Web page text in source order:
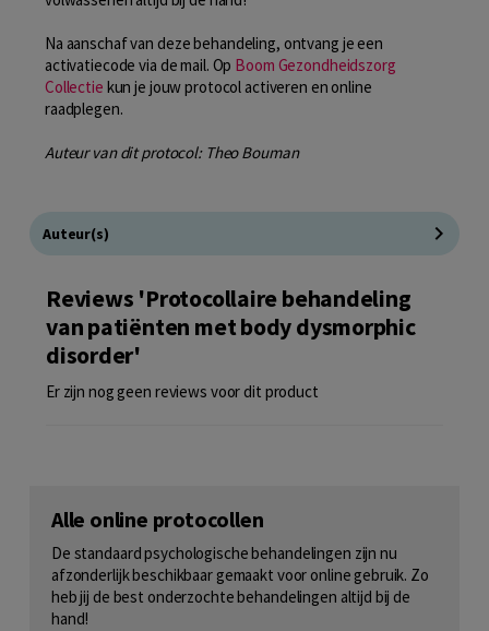
Na aanschaf van deze behandeling, ontvang je een
activatiecode via de mail. Op Boom Gezondheidszorg
Collectie kun je jouw protocol activeren en online
raadplegen.
Auteur van dit protocol: Theo Bouman
Auteur(s)
Reviews 'Protocollaire behandeling
van patiënten met body dysmorphic
disorder'
Er zijn nog geen reviews voor dit product
Alle online protocollen
De standaard psychologische behandelingen zijn nu
afzonderlijk beschikbaar gemaakt voor online gebruik. Zo
heb jij de best onderzochte behandelingen altijd bij de
hand!